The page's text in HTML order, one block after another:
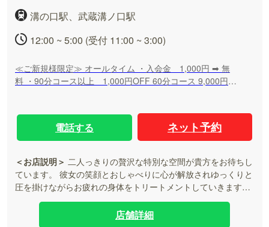
溝の口駅、武蔵溝ノ口駅
12:00 ~ 5:00 (受付 11:00 ~ 3:00)
≪ご新規様限定≫ オールタイム ・入会金 1,000円 ➡ 無
料 ・90分コース以上 1,000円OFF 60分コース 9,000円
20,000円 ≪会員様限定≫ オープン～18：00まで ・90分コ
ース以上 1,000円OFF 90分コース 13,000円 ➡ 12,000円
120分コース 17,000円 ➡ 16,000円 150分コース 21,000円
➡ 20,000円 初めてつくセラピストは ・ネット指名料
1,000円 ➡ 無料 --------------------------- ★毎週月曜と木曜は
オールタイムでお得★ ≪ご新規様・会員様共通≫ オール
タイム ・入会金 1,000円 ➡ 無料 ・90分コース以上
1,000円OFF 60分コース 9,000円(ご新規様限定) 90分コー
ス 13,000円 ➡ 12,000円 120分コース 17,000円 ➡ 16,000
電話する ネット予約
＜お店説明＞ 二人っきりの贅沢な特別な空間が貴方をお待ちし
ています。 彼女の笑顔とおしゃべりに心が解放されゆっくりと
圧を掛けながらお疲れの身体をトリートメントしていきます。
幸せな時間はあっという間に過ぎ去りまた来たいという気持ち
がいっぱいになると確信しています。
店舗詳細